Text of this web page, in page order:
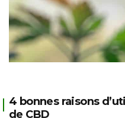
4 bonnes raisons
de CBD